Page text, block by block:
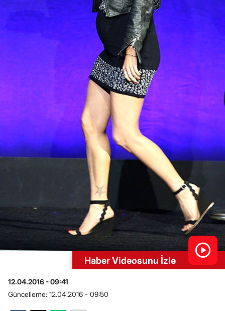
Haber Videosunu İzle
12.04.2016 - 09:41
Güncelleme: 12.04.2016 - 09:50